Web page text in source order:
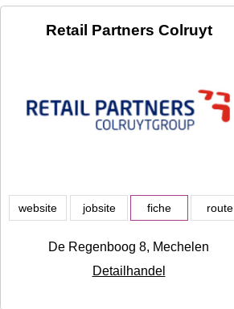
Retail Partners Colruyt
website jobsite fiche route
De Regenboog 8, Mechelen
Detailhandel